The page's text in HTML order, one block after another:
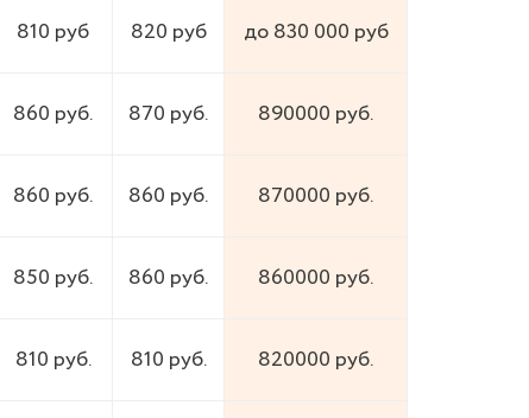
810 руб 820 руб до 830 000 руб
860 руб. 870 руб. 890000 руб.
860 руб. 860 руб. 870000 руб.
850 руб. 860 руб. 860000 руб.
810 руб. 810 руб. 820000 руб.